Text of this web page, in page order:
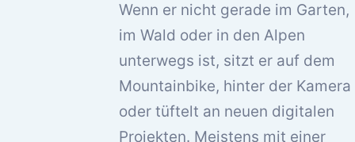
Wenn er nicht gerade im Garten,
im Wald oder in den Alpen
unterwegs ist, sitzt er auf dem
Mountainbike, hinter der Kamera
oder tüftelt an neuen digitalen
Projekten. Meistens mit einer